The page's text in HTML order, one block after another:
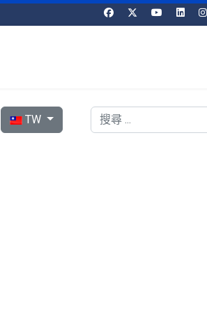
選擇你的語言
TW 搜索